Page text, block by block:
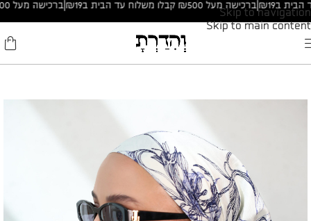
Skip to navigation
Skip to main content
ברכישה מעל ₪500 קבלו משלוח עד הבית ב₪19| ברכישה מעל ₪500 קבלו משלוח עד הבית ב₪19|